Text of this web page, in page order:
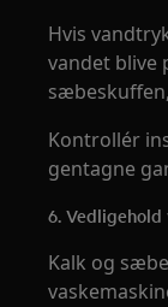
Hvis
vandet blive
Kontrollér
gentagne
6.
Kalk og